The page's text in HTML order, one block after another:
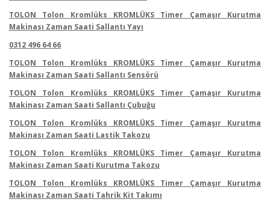
TOLON Tolon Kromlüks KROMLÜKS Timer Çamaşır Kurutma
Makinası Zaman Saati Sallantı Yayı
0312 496 64 66
TOLON Tolon Kromlüks KROMLÜKS Timer Çamaşır Kurutma
Makinası Zaman Saati Sallantı Sensörü
TOLON Tolon Kromlüks KROMLÜKS Timer Çamaşır Kurutma
Makinası Zaman Saati Sallantı Çubuğu
TOLON Tolon Kromlüks KROMLÜKS Timer Çamaşır Kurutma
Makinası Zaman Saati Lastik Takozu
TOLON Tolon Kromlüks KROMLÜKS Timer Çamaşır Kurutma
Makinası Zaman Saati Kurutma Takozu
TOLON Tolon Kromlüks KROMLÜKS Timer Çamaşır Kurutma
Makinası Zaman Saati Tahrik Kit Takımı